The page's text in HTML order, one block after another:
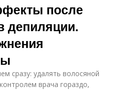
после
депиляции.
сразу: удалять волосяной
врача гораздо,